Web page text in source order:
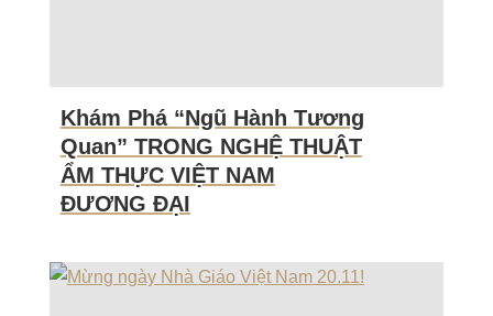
Khám Phá “Ngũ Hành Tương
Quan” TRONG NGHỆ THUẬT
ẨM THỰC VIỆT NAM
ĐƯƠNG ĐẠI